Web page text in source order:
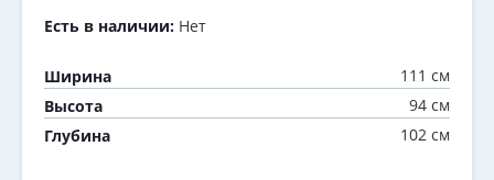
Есть в наличии: Нет
Ширина
111 см
Высота
94 см
Глубина
102 см